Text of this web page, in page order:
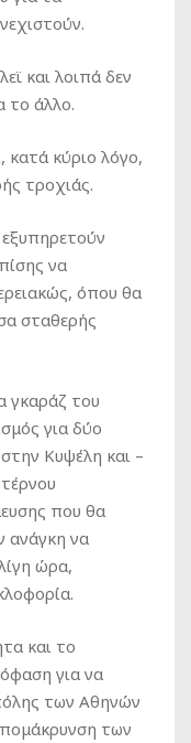
και λοιπά δεν
το άλλο.
κατά κύριο λόγο,
τροχιάς.
να
όπου θα
σταθερής
γκαράζ του
για δύο
Κυψέλη και –
που θα
ανάγκη να
ώρα,
και το
για να
των Αθηνών
των